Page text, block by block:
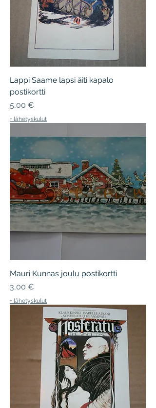
Lappi Saame lapsi äiti kapalo
postikortti
Hinta
5,00 €
+ lähetyskulut
Mauri Kunnas joulu postikortti
Hinta
3,00 €
+ lähetyskulut